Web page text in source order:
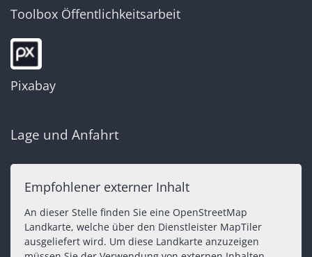
Toolbox Öffentlichkeitsarbeit
Pixabay
Lage und Anfahrt
Empfohlener externer Inhalt
An dieser Stelle finden Sie eine OpenStreetMap
Landkarte, welche über den Dienstleister MapTiler
ausgeliefert wird. Um diese Landkarte anzuzeigen